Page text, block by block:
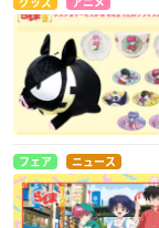
フェア ニュース